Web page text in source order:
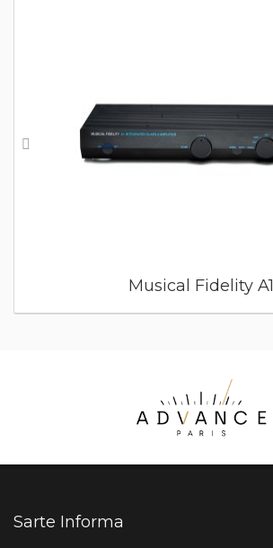
Musical Fidelity A1
Sarte Informa